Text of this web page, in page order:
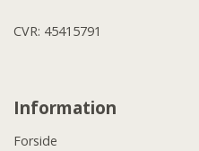
CVR: 45415791
Information
Forside